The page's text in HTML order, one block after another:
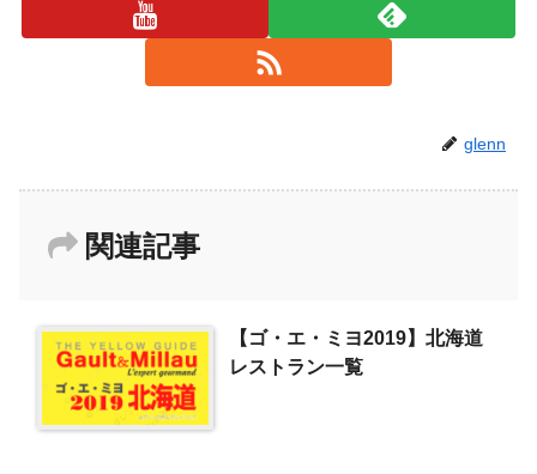
glenn
関連記事
【ゴ・エ・ミヨ2019】北海道
レストラン一覧